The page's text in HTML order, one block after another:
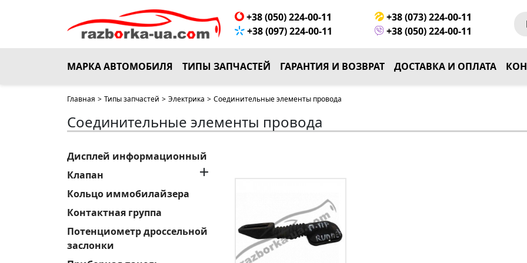
+38 (050) 224-00-11
+38 (073) 224-00-11
+38 (097) 224-00-11
+38 (050) 224-00-11
МАРКА АВТОМОБИЛЯ ТИПЫ ЗАПЧАСТЕЙ ГАРАНТИЯ И ВОЗВРАТ ДОСТАВКА И ОПЛАТА
Главная > Типы запчастей > Электрика > Соединительные элементы провода
Соединительные элементы провода
Дисплей информационный
Клапан

Кольцо иммобилайзера
Контактная группа
Потенциометр дроссельной
заслонки